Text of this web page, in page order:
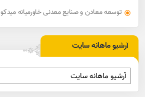
توسعه معادن و صنایع معدنی خاورمیانه میدکو
آرشیو ماهانه سایت